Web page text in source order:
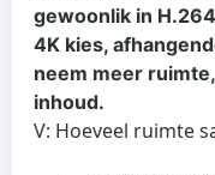
gewoonlik in
4K kies,
neem meer
inhoud.
V: Hoeveel ruimte